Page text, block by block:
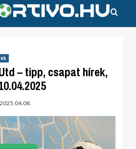
– tipp, csapat hírek,
2025.04.08.